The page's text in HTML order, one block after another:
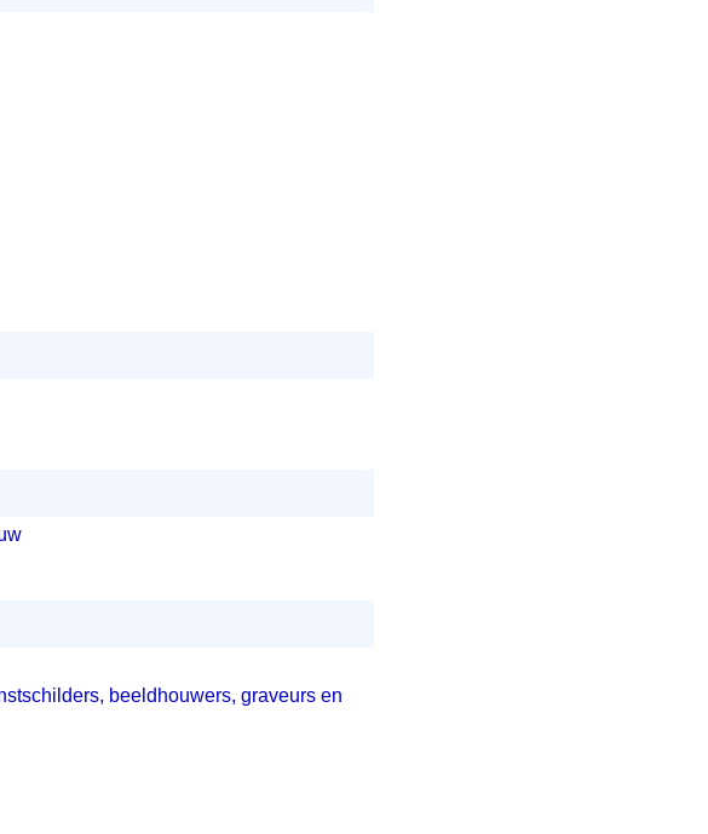
beeldhouwers, graveurs en